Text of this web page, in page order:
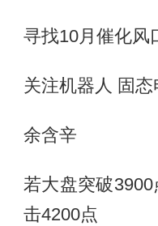
寻找10月催化风
关注机器人 固
余含辛
若大盘突破
击4200点